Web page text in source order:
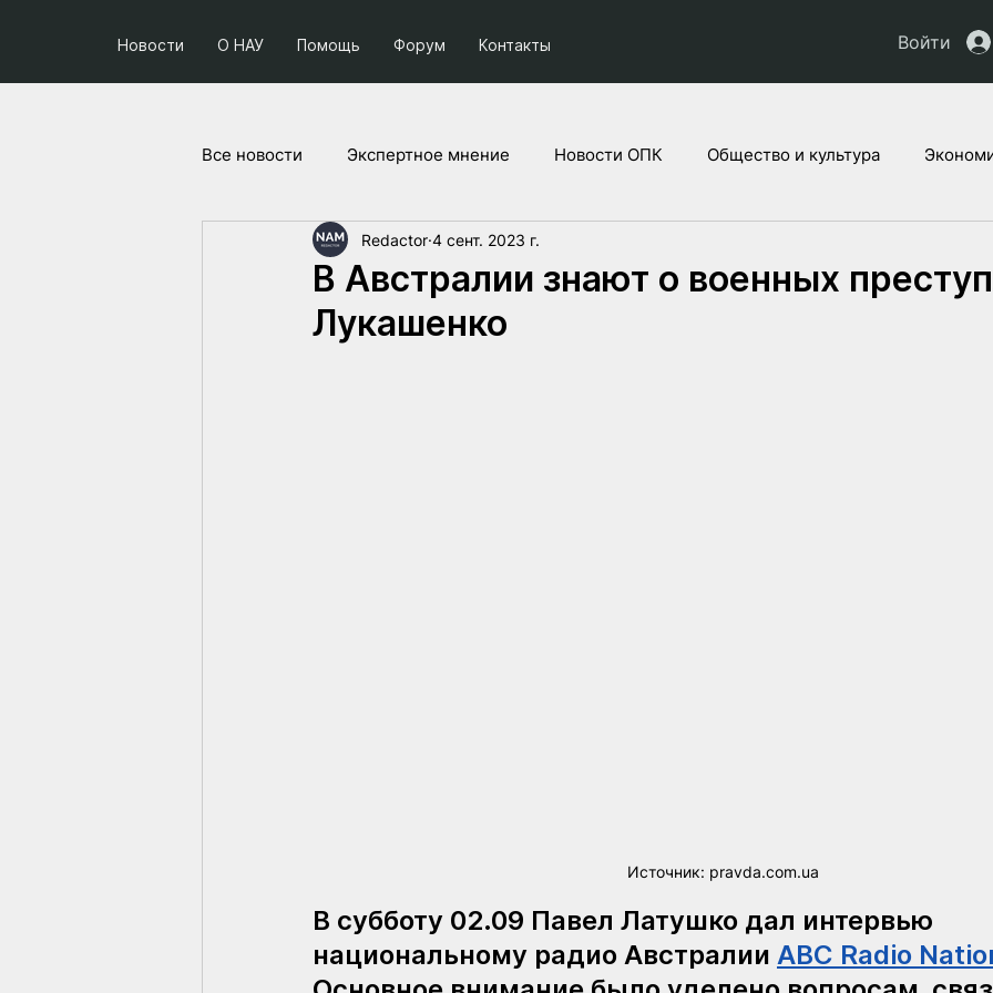
Новости О НАУ Помощь Форум Контакты Войти
Все новости Экспертное мнение Новости ОПК Общество и культура
Социум и политика Проекты НАУ
В Австралии знают о военных
Лукашенко
Redactor 4 сент. 2023 г.
Источник: pravda.com.ua
В субботу 02.09 Павел Латушко дал интервью
национальному радио Австралии ABC Radio